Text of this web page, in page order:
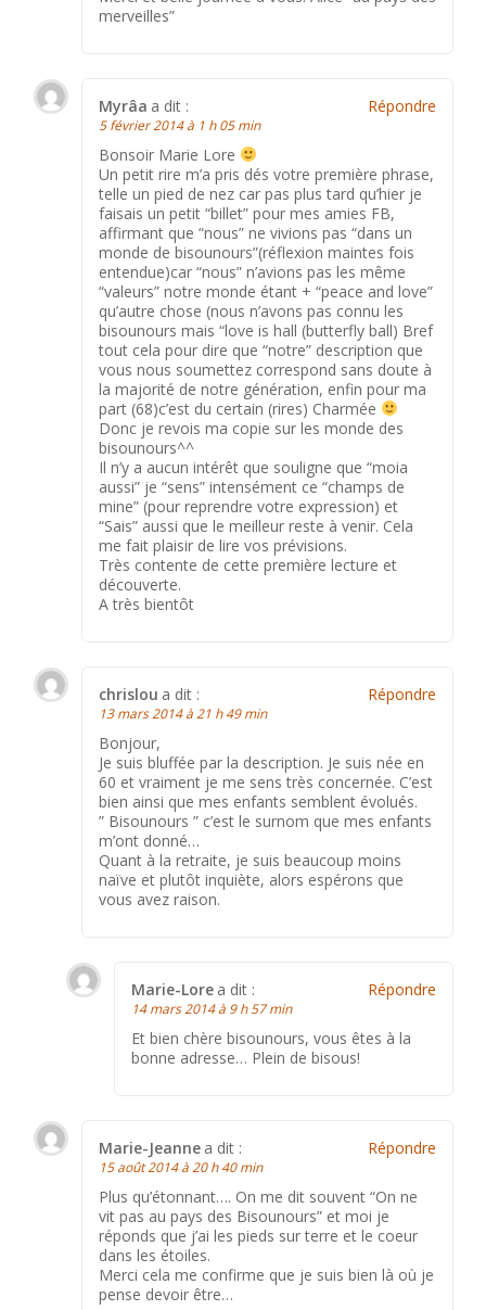
merveilles”
Myrâa a dit :
5 février 2014 à 1 h 05 min
Bonsoir Marie Lore
Un petit rire m’a pris dés votre première phrase,
telle un pied de nez car pas plus tard qu’hier je
faisais un petit “billet” pour mes amies FB,
affirmant que “nous” ne vivions pas “dans un
monde de bisounours”(réflexion maintes fois
entendue)car “nous” n’avions pas les même
“valeurs” notre monde étant + “peace and love”
qu’autre chose (nous n’avons pas connu les
bisounours mais “love is hall (butterfly ball) Bref
tout cela pour dire que “notre” description que
vous nous soumettez correspond sans doute à
la majorité de notre génération, enfin pour ma
part (68)c’est du certain (rires) Charmée
Donc je revois ma copie sur les monde des
bisounours^^
Il n’y a aucun intérêt que souligne que “moia
aussi” je “sens” intensément ce “champs de
mine” (pour reprendre votre expression) et
“Sais” aussi que le meilleur reste à venir. Cela
me fait plaisir de lire vos prévisions.
Très contente de cette première lecture et
découverte.
A très bientôt
Répondre
chrislou a dit :
13 mars 2014 à 21 h 49 min
Bonjour,
Je suis bluffée par la description. Je suis née en
60 et vraiment je me sens très concernée. C’est
bien ainsi que mes enfants semblent évolués.
” Bisounours ” c’est le surnom que mes enfants
m’ont donné…
Quant à la retraite, je suis beaucoup moins
naïve et plutôt inquiète, alors espérons que
vous avez raison.
Répondre
Marie-Lore a dit :
14 mars 2014 à 9 h 57 min
Et bien chère bisounours, vous êtes à la
bonne adresse… Plein de bisous!
Répondre
Marie-Jeanne a dit :
15 août 2014 à 20 h 40 min
Plus qu’étonnant…. On me dit souvent “On ne
vit pas au pays des Bisounours” et moi je
réponds que j’ai les pieds sur terre et le coeur
dans les étoiles.
Merci cela me confirme que je suis bien là où je
pense devoir être…
Répondre